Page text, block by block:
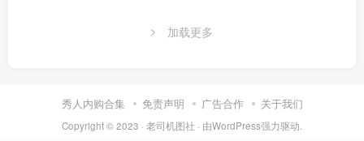
加载更多
秀人内购合集 免责声明 广告合作 关于我们
Copyright © 2023 · 老司机图社 · 由WordPress强力驱动.